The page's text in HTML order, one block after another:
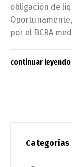
obligación de
por el BCRA
continuar leyendo
Categorías